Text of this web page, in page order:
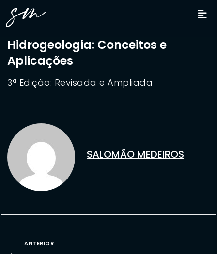
Hidrogeologia: Conceitos e
Aplicações
3ª Edição: Revisada e Ampliada
SALOMÃO MEDEIROS
ANTERIOR